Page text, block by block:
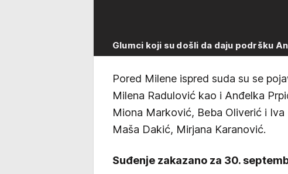
Glumci koji su došli da daju podršku
Pored Milene ispred suda su se
Milena Radulović kao i Anđelka
Miona Marković, Beba Oliverić i
Maša Dakić, Mirjana Karanović.
Suđenje zakazano za 30.